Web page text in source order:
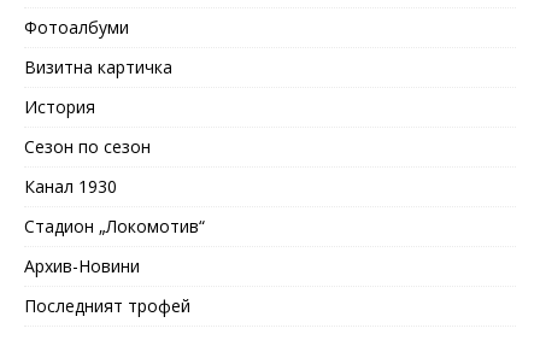
Фотоалбуми
Визитна картичка
История
Сезон по сезон
Канал 1930
Стадион „Локомотив“
Архив-Новини
Последният трофей